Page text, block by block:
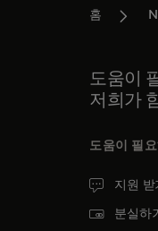
홈
도움이
저희가
도움이 필
지원 받
분실하